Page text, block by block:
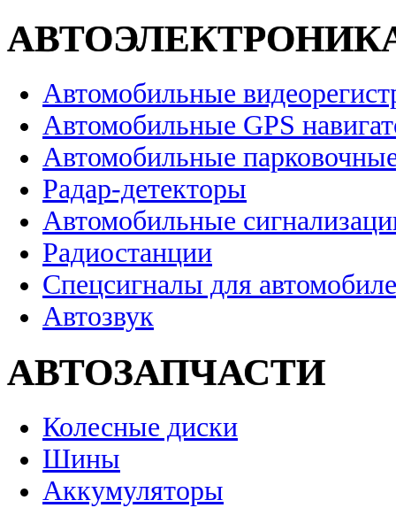
Автомобильные
Автомобильные GPS
Автомобильные
Радар-детекторы
Автомобильные
Радиостанции
Спецсигналы для
Автозвук
АВТОЗАПЧАСТИ
Колесные диски
Шины
Аккумуляторы